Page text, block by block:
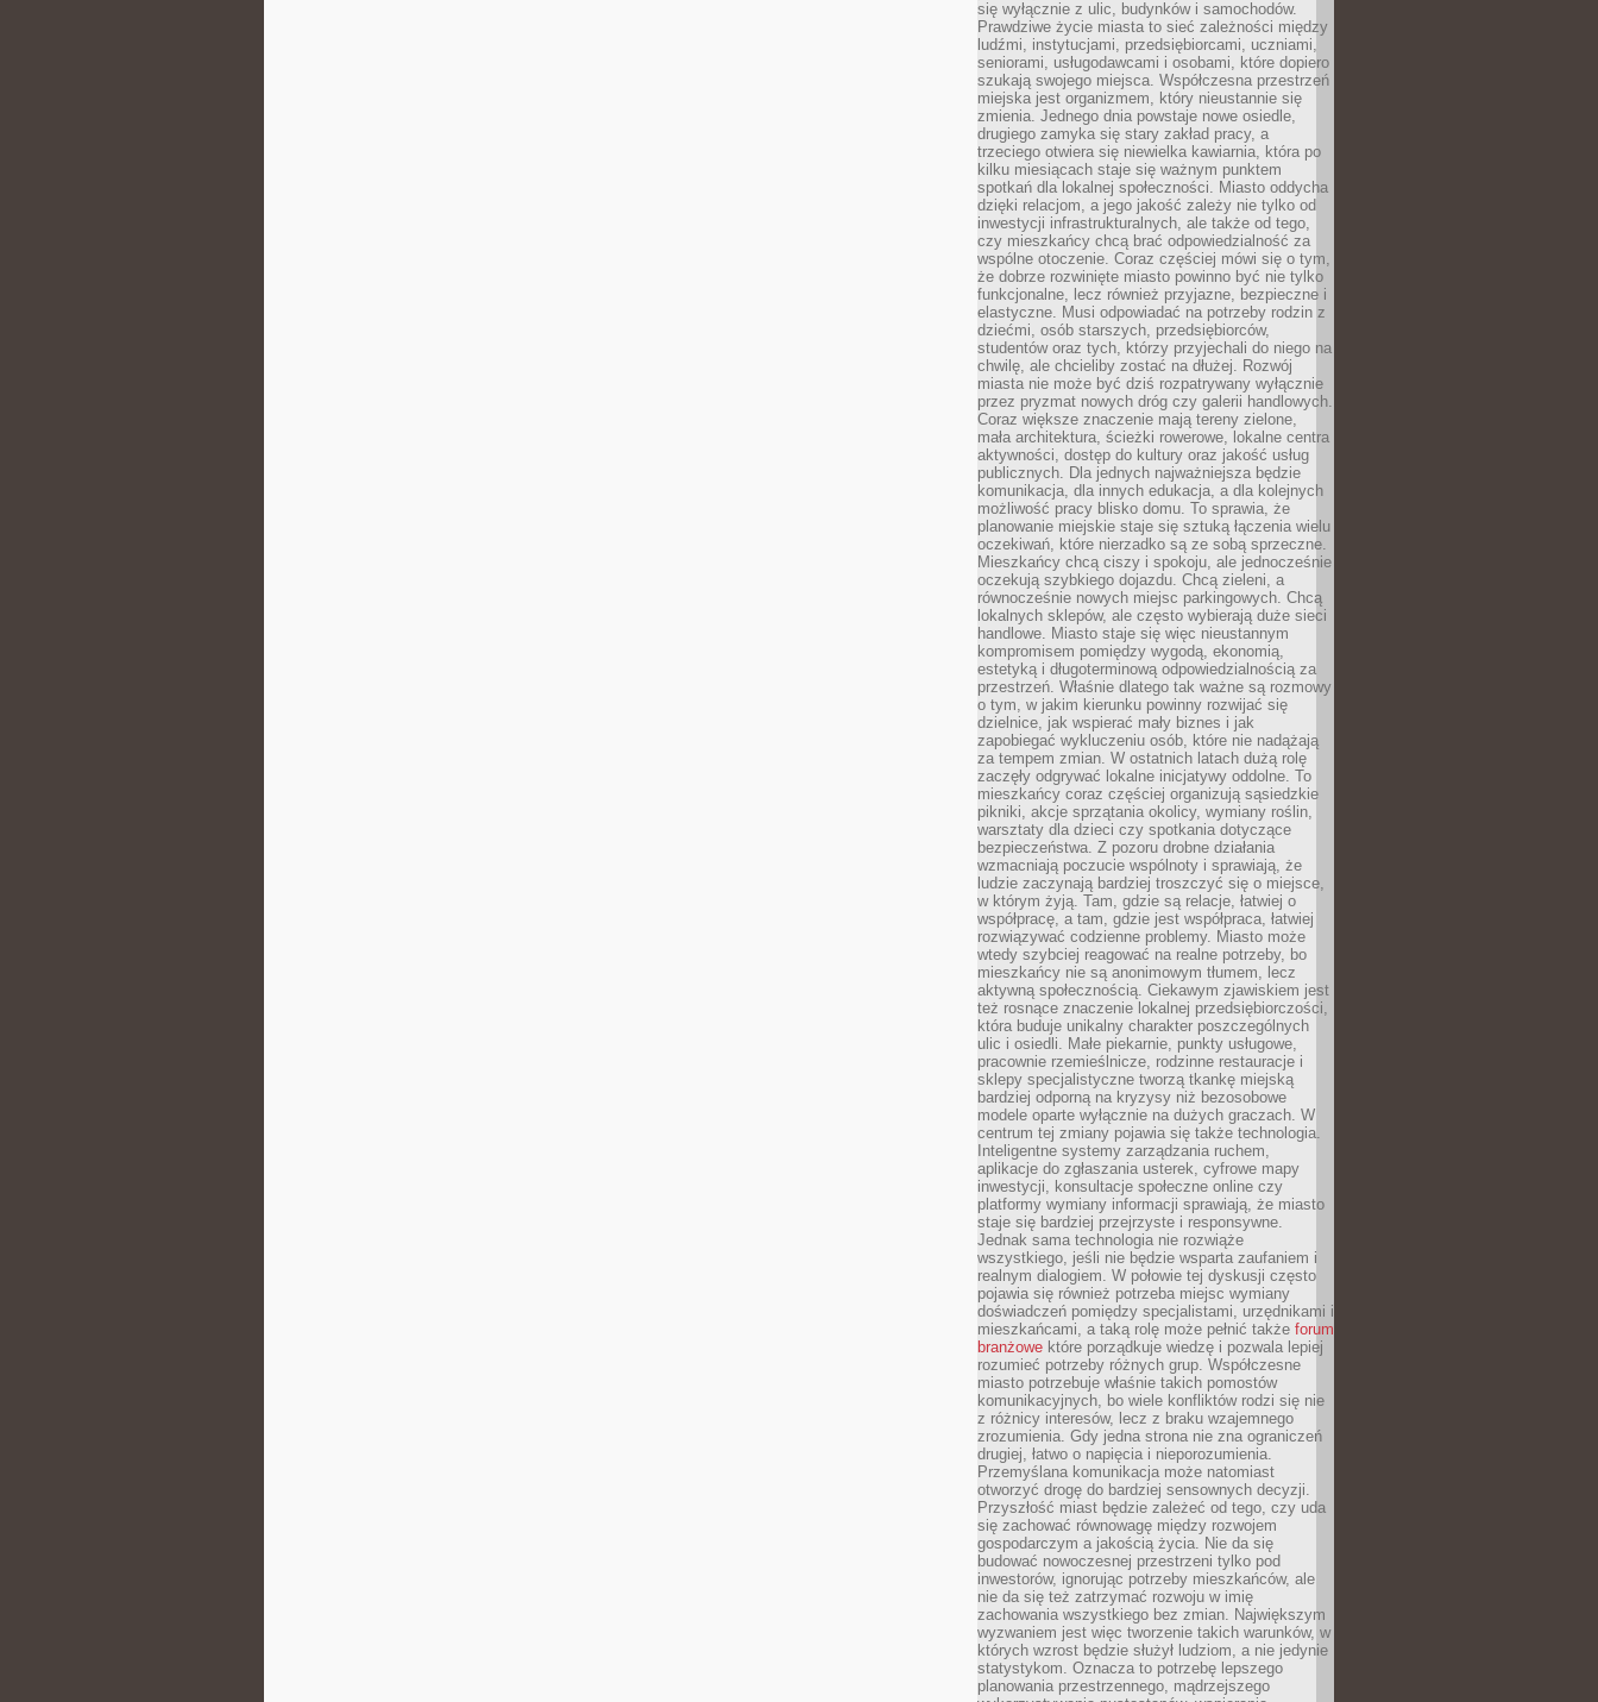
się wyłącznie z ulic, budynków i samochodów.
Prawdziwe życie miasta to sieć zależności między
ludźmi, instytucjami, przedsiębiorcami, uczniami,
seniorami, usługodawcami i osobami, które dopiero
szukają swojego miejsca. Współczesna przestrzeń
miejska jest organizmem, który nieustannie się
zmienia. Jednego dnia powstaje nowe osiedle,
drugiego zamyka się stary zakład pracy, a
trzeciego otwiera się niewielka kawiarnia, która po
kilku miesiącach staje się ważnym punktem
spotkań dla lokalnej społeczności. Miasto oddycha
dzięki relacjom, a jego jakość zależy nie tylko od
inwestycji infrastrukturalnych, ale także od tego,
czy mieszkańcy chcą brać odpowiedzialność za
wspólne otoczenie. Coraz częściej mówi się o tym,
że dobrze rozwinięte miasto powinno być nie tylko
funkcjonalne, lecz również przyjazne, bezpieczne i
elastyczne. Musi odpowiadać na potrzeby rodzin z
dziećmi, osób starszych, przedsiębiorców,
studentów oraz tych, którzy przyjechali do niego na
chwilę, ale chcieliby zostać na dłużej. Rozwój
miasta nie może być dziś rozpatrywany wyłącznie
przez pryzmat nowych dróg czy galerii handlowych.
Coraz większe znaczenie mają tereny zielone,
mała architektura, ścieżki rowerowe, lokalne centra
aktywności, dostęp do kultury oraz jakość usług
publicznych. Dla jednych najważniejsza będzie
komunikacja, dla innych edukacja, a dla kolejnych
możliwość pracy blisko domu. To sprawia, że
planowanie miejskie staje się sztuką łączenia wielu
oczekiwań, które nierzadko są ze sobą sprzeczne.
Mieszkańcy chcą ciszy i spokoju, ale jednocześnie
oczekują szybkiego dojazdu. Chcą zieleni, a
równocześnie nowych miejsc parkingowych. Chcą
lokalnych sklepów, ale często wybierają duże sieci
handlowe. Miasto staje się więc nieustannym
kompromisem pomiędzy wygodą, ekonomią,
estetyką i długoterminową odpowiedzialnością za
przestrzeń. Właśnie dlatego tak ważne są rozmowy
o tym, w jakim kierunku powinny rozwijać się
dzielnice, jak wspierać mały biznes i jak
zapobiegać wykluczeniu osób, które nie nadążają
za tempem zmian. W ostatnich latach dużą rolę
zaczęły odgrywać lokalne inicjatywy oddolne. To
mieszkańcy coraz częściej organizują sąsiedzkie
pikniki, akcje sprzątania okolicy, wymiany roślin,
warsztaty dla dzieci czy spotkania dotyczące
bezpieczeństwa. Z pozoru drobne działania
wzmacniają poczucie wspólnoty i sprawiają, że
ludzie zaczynają bardziej troszczyć się o miejsce,
w którym żyją. Tam, gdzie są relacje, łatwiej o
współpracę, a tam, gdzie jest współpraca, łatwiej
rozwiązywać codzienne problemy. Miasto może
wtedy szybciej reagować na realne potrzeby, bo
mieszkańcy nie są anonimowym tłumem, lecz
aktywną społecznością. Ciekawym zjawiskiem jest
też rosnące znaczenie lokalnej przedsiębiorczości,
która buduje unikalny charakter poszczególnych
ulic i osiedli. Małe piekarnie, punkty usługowe,
pracownie rzemieślnicze, rodzinne restauracje i
sklepy specjalistyczne tworzą tkankę miejską
bardziej odporną na kryzysy niż bezosobowe
modele oparte wyłącznie na dużych graczach. W
centrum tej zmiany pojawia się także technologia.
Inteligentne systemy zarządzania ruchem,
aplikacje do zgłaszania usterek, cyfrowe mapy
inwestycji, konsultacje społeczne online czy
platformy wymiany informacji sprawiają, że miasto
staje się bardziej przejrzyste i responsywne.
Jednak sama technologia nie rozwiąże
wszystkiego, jeśli nie będzie wsparta zaufaniem i
realnym dialogiem. W połowie tej dyskusji często
pojawia się również potrzeba miejsc wymiany
doświadczeń pomiędzy specjalistami, urzędnikami i
mieszkańcami, a taką rolę może pełnić także forum
branżowe które porządkuje wiedzę i pozwala lepiej
rozumieć potrzeby różnych grup. Współczesne
miasto potrzebuje właśnie takich pomostów
komunikacyjnych, bo wiele konfliktów rodzi się nie
z różnicy interesów, lecz z braku wzajemnego
zrozumienia. Gdy jedna strona nie zna ograniczeń
drugiej, łatwo o napięcia i nieporozumienia.
Przemyślana komunikacja może natomiast
otworzyć drogę do bardziej sensownych decyzji.
Przyszłość miast będzie zależeć od tego, czy uda
się zachować równowagę między rozwojem
gospodarczym a jakością życia. Nie da się
budować nowoczesnej przestrzeni tylko pod
inwestorów, ignorując potrzeby mieszkańców, ale
nie da się też zatrzymać rozwoju w imię
zachowania wszystkiego bez zmian. Największym
wyzwaniem jest więc tworzenie takich warunków, w
których wzrost będzie służył ludziom, a nie jedynie
statystykom. Oznacza to potrzebę lepszego
planowania przestrzennego, mądrzejszego